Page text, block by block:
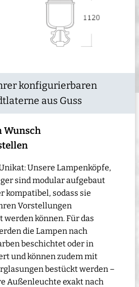
konfigurierbaren
aus Guss
Wunsch
Unsere Lampenköpfe,
sind modular aufgebaut
kompatibel, sodass sie
Vorstellungen
können. Für das
die Lampen nach
beschichtet oder in
und können zudem mit
bestückt werden –
Außenleuchte exakt nach